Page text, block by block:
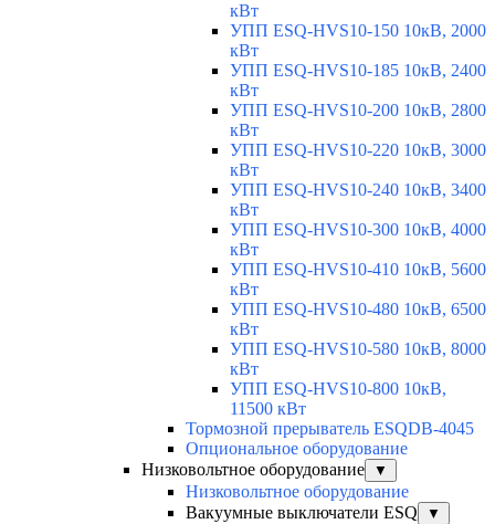
кВт
УПП ESQ-HVS10-150 10кВ, 2000
кВт
УПП ESQ-HVS10-185 10кВ, 2400
кВт
УПП ESQ-HVS10-200 10кВ, 2800
кВт
УПП ESQ-HVS10-220 10кВ, 3000
кВт
УПП ESQ-HVS10-240 10кВ, 3400
кВт
УПП ESQ-HVS10-300 10кВ, 4000
кВт
УПП ESQ-HVS10-410 10кВ, 5600
кВт
УПП ESQ-HVS10-480 10кВ, 6500
кВт
УПП ESQ-HVS10-580 10кВ, 8000
кВт
УПП ESQ-HVS10-800 10кВ,
11500 кВт
Тормозной прерыватель ESQDB-4045
Опциональное оборудование
Низковольтное оборудование
▼
Низковольтное оборудование
Вакуумные выключатели ESQ
▼